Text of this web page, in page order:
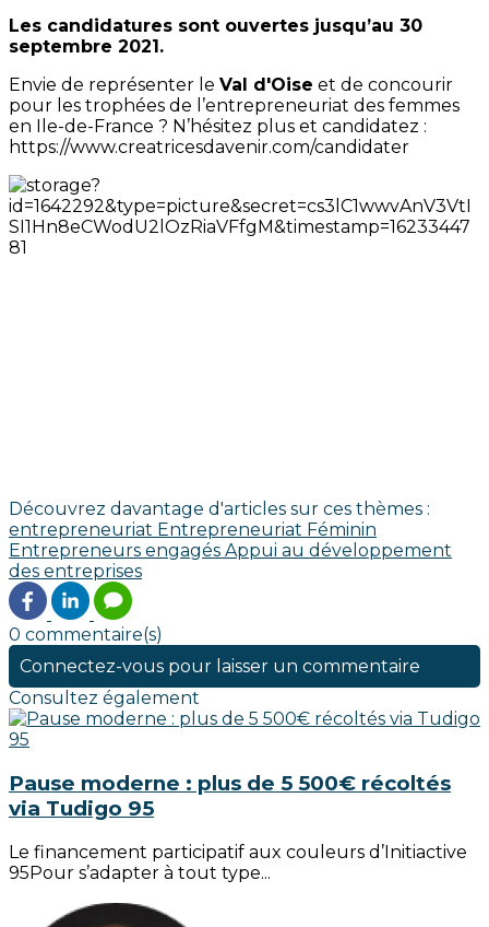
Les candidatures sont ouvertes jusqu’au 30
septembre 2021.
Envie de représenter le Val d'Oise et de concourir
pour les trophées de l’entrepreneuriat des femmes
en Ile-de-France ? N’hésitez plus et candidatez :
https://www.creatricesdavenir.com/candidater
Découvrez davantage d'articles sur ces thèmes :
entrepreneuriat Entrepreneuriat Féminin
Entrepreneurs engagés Appui au développement
des entreprises
0 commentaire(s)
Connectez-vous pour laisser un commentaire
Consultez également
Pause moderne : plus de 5 500€ récoltés
via Tudigo 95
Le financement participatif aux couleurs d’Initiactive
95Pour s’adapter à tout type...